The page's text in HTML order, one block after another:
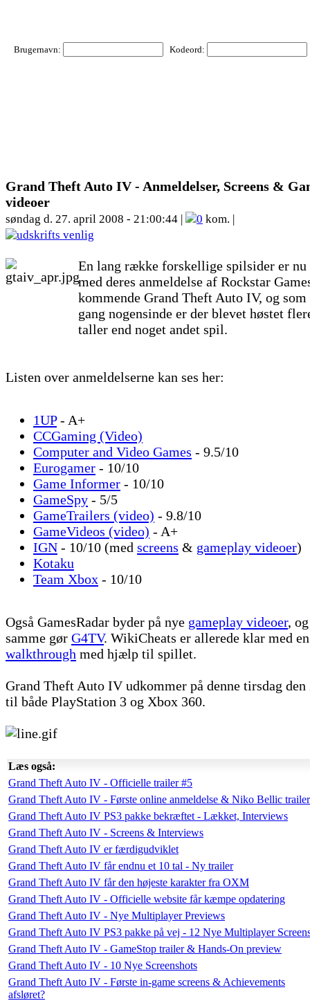
Brugernavn: Kodeord:
Grand Theft Auto IV - Anmeldelser, Screens &
videoer
søndag d. 27. april 2008 - 21:00:44 | 0 kom. |
En lang række forskellige spilsider er
med deres anmeldelse af Rockstar
kommende Grand Theft Auto IV, og
gang nogensinde er der blevet høstet
taller end noget andet spil.
Listen over anmeldelserne kan ses her:
1UP- A+
CCGaming (Video)
Computer and Video Games - 9.5/10
Eurogamer - 10/10
Game Informer - 10/10
GameSpy - 5/5
GameTrailers (video) - 9.8/10
GameVideos (video) - A+
IGN - 10/10 (med screens & gameplay videoer)
Kotaku
Team Xbox - 10/10
Også GamesRadar byder på nye gameplay videoer,
samme gør G4TV. WikiCheats er allerede klar med en
walkthrough med hjælp til spillet.
Grand Theft Auto IV udkommer på denne tirsdag
til både PlayStation 3 og Xbox 360.
Læs også:
Grand Theft Auto IV - Officielle trailer #5
Grand Theft Auto IV - Første online anmeldelse & Niko Bellic trailer
Grand Theft Auto IV PS3 pakke bekræftet - Lækket, Interviews
Grand Theft Auto IV - Screens & Interviews
Grand Theft Auto IV er færdigudviklet
Grand Theft Auto IV får endnu et 10 tal - Ny trailer
Grand Theft Auto IV får den højeste karakter fra OXM
Grand Theft Auto IV - Officielle website får kæmpe opdatering
Grand Theft Auto IV - Nye Multiplayer Previews
Grand Theft Auto IV PS3 pakke på vej - 12 Nye Multiplayer
Grand Theft Auto IV - GameStop trailer & Hands-On preview
Grand Theft Auto IV - 10 Nye Screenshots
Grand Theft Auto IV - Første in-game screens & Achievements
afsløret?